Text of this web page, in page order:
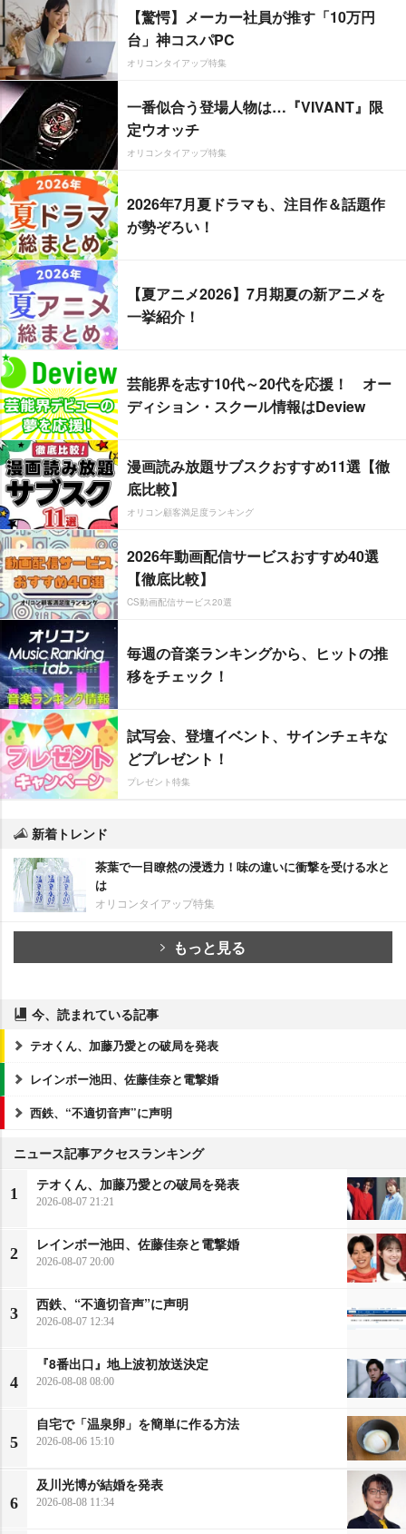
【驚愕】メーカー社員が推す「10万円
台」神コスパPC
オリコンタイアップ特集
一番似合う登場人物は…『VIVANT』限
定ウオッチ
オリコンタイアップ特集
2026年7月夏ドラマも、注目作＆話題作
が勢ぞろい！
【夏アニメ2026】7月期夏の新アニメを
一挙紹介！
芸能界を志す10代～20代を応援！ オー
ディション・スクール情報はDeview
漫画読み放題サブスクおすすめ11選【徹
底比較】
オリコン顧客満足度ランキング
2026年動画配信サービスおすすめ40選
【徹底比較】
CS動画配信サービス20選
毎週の音楽ランキングから、ヒットの推
移をチェック！
試写会、登壇イベント、サインチェキな
どプレゼント！
プレゼント特集
新着トレンド
茶葉で一目瞭然の浸透力！味の違いに衝撃を受ける水と
は
オリコンタイアップ特集
もっと見る
今、読まれている記事
テオくん、加藤乃愛との破局を発表
レインボー池田、佐藤佳奈と電撃婚
西鉄、“不適切音声”に声明
ニュース記事アクセスランキング
1
テオくん、加藤乃愛との破局を発表
2026-08-07 21:21
2
レインボー池田、佐藤佳奈と電撃婚
2026-08-07 20:00
3
西鉄、“不適切音声”に声明
2026-08-07 12:34
4
『8番出口』地上波初放送決定
2026-08-08 08:00
5
自宅で「温泉卵」を簡単に作る方法
2026-08-06 15:10
6
及川光博が結婚を発表
2026-08-08 11:34